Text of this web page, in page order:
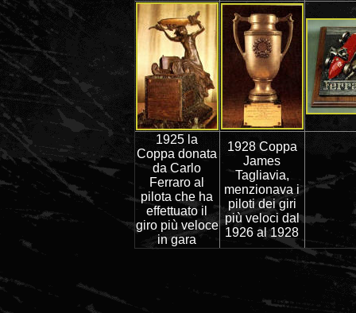
1925 la
Coppa donata
da Carlo
Ferraro al
pilota che ha
effettuato il
giro più veloce
in gara
1928 Coppa
James
Tagliavia,
menzionava i
piloti dei giri
più veloci dal
1926 al 1928